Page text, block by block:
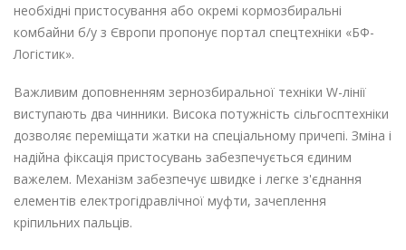
необхідні пристосування або окремі кормозбиральні
комбайни б/у з Європи пропонує портал спецтехніки «БФ-
Логістик».
Важливим доповненням зернозбиральної техніки W-лінії
виступають два чинники. Висока потужність сільгосптехніки
дозволяє переміщати жатки на спеціальному причепі. Зміна і
надійна фіксація пристосувань забезпечується єдиним
важелем. Механізм забезпечує швидке і легке з'єднання
елементів електрогідравлічної муфти, зачеплення
кріпильних пальців.